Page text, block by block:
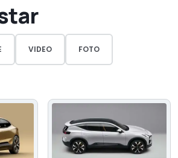
VIDEO FOTO